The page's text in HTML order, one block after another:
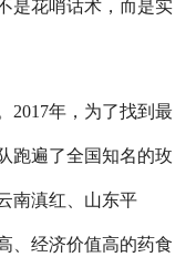
花哨话术，而是实
年，为了找到最
跑遍了全国知名的玫
南滇红、山东平
、经济价值高的药食